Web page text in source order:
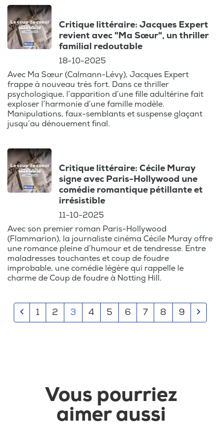
Critique littéraire: Jacques Expert
revient avec "Ma Sœur", un thriller
familial redoutable
18-10-2025
Avec Ma Sœur (Calmann-Lévy), Jacques Expert
frappe à nouveau très fort. Dans ce thriller
psychologique, l’apparition d’une fille adultérine fait
exploser l’harmonie d’une famille modèle.
Manipulations, faux-semblants et suspense glaçant
jusqu’au dénouement final.
Critique littéraire: Cécile Muray
signe avec Paris-Hollywood une
comédie romantique pétillante et
irrésistible
11-10-2025
Avec son premier roman Paris-Hollywood
(Flammarion), la journaliste cinéma Cécile Muray offre
une romance pleine d’humour et de tendresse. Entre
maladresses touchantes et coup de foudre
improbable, une comédie légère qui rappelle le
charme de Coup de foudre à Notting Hill.
1 2 3 4 5 6 7 8 9
Vous pourriez
aimer aussi